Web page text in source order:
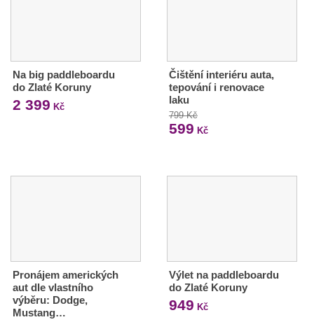
Na big paddleboardu
do Zlaté Koruny
2 399 Kč
Čištění interiéru auta,
tepování i renovace
laku
799 Kč
599 Kč
Pronájem amerických
aut dle vlastního
výběru: Dodge,
Mustang…
Výlet na paddleboardu
do Zlaté Koruny
949 Kč